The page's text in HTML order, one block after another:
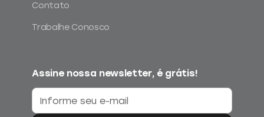
Contato
Trabalhe Conosco
Assine nossa newsletter, é grátis!